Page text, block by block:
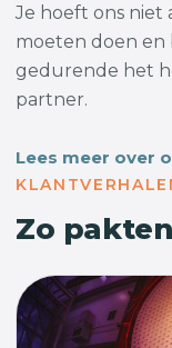
Je hoeft ons niet
moeten doen en
gedurende het
partner.
Lees meer over
Zo